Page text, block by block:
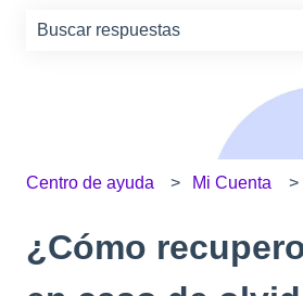
No hay sugerencias porque el
Centro de ayuda Mi Cuenta
¿Cómo